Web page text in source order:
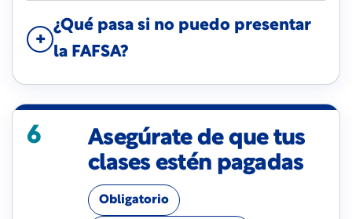
¿Qué pasa si no puedo presentar
la FAFSA?
6
Asegúrate de que tus
clases estén pagadas
Obligatorio